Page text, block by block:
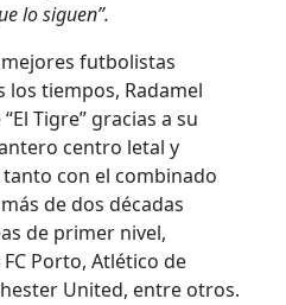
lo siguen”.
futbolistas
tiempos, Radamel
Tigre” gracias a su
centro letal y
con el combinado
de dos décadas
de primer nivel,
Porto, Atlético de
United, entre otros.